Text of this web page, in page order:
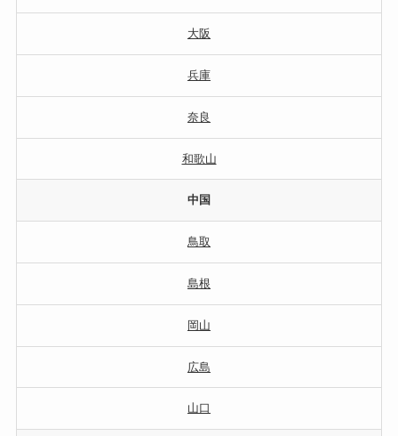
大阪
兵庫
奈良
和歌山
中国
鳥取
島根
岡山
広島
山口